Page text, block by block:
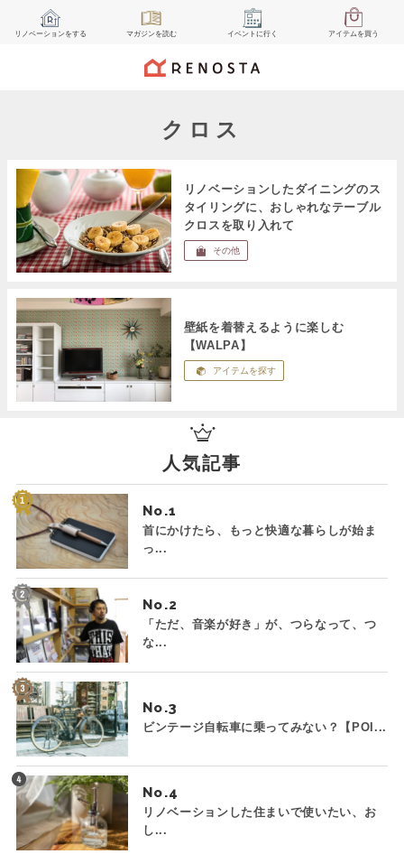
リノベーションをする マガジンを読む イベント に行く アイテムを買う
クロス
リノベーションしたダイニングのス
タイリングに、おしゃれなテーブル
クロスを取り入れて
その他
壁紙を着替えるように楽しむ
【WALPA】
アイテムを探す
人気記事
No.
首にかけたら、もっと快適な暮らしが始ま
っ...
No.
「ただ、音楽が好き」が、つらなって、つ
な...
No.
ビンテージ自転車に乗ってみない？【POI...
No.
リノベーションした住まいで使いたい、お
し...